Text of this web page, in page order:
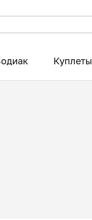
Куплеты